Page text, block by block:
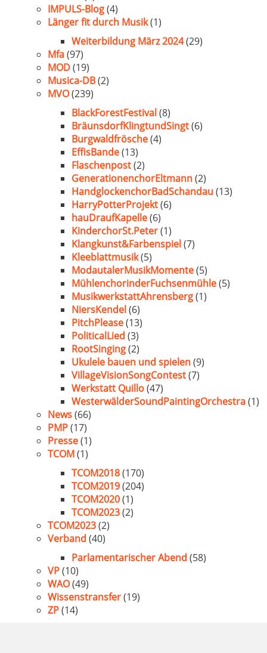
IMPULS-Blog(4)
Länger fit durch Musik(1)
Weiterbildung März 2024(29)
Mfa(97)
MOD(19)
Musica-DB(2)
MVO(239)
BlackForestFestival(8)
BräunsdorfKlingtundSingt(6)
Burgwaldfrösche(4)
EffisBande(13)
Flaschenpost(2)
GenerationenchorEltmann(2)
HandglockenchorBadSchandau(13)
HarryPotterProjekt(6)
hauDraufKapelle(6)
KinderchorSt.Peter(1)
Klangkunst&Farbenspiel(7)
Kleeblattmusik(5)
ModautalerMusikMomente(5)
MühlenchorinderFuchsenmühle(5)
MusikwerkstattAhrensberg(1)
NiersKendel(6)
PitchPlease(13)
PoliticalLied (3)
RootSinging(2)
Ukulele bauen und spielen(9)
VillageVisionSongContest(7)
Werkstatt Quillo(47)
WesterwälderSoundPaintingOrchestra(1)
News(66)
PMP(17)
Presse(1)
TCOM(1)
TCOM2018(170)
TCOM2019(204)
TCOM2020(1)
TCOM2023(2)
TCOM2023(2)
Verband (40)
Parlamentarischer Abend (58)
VP(10)
WAO(49)
Wissenstransfer(19)
ZP(14)